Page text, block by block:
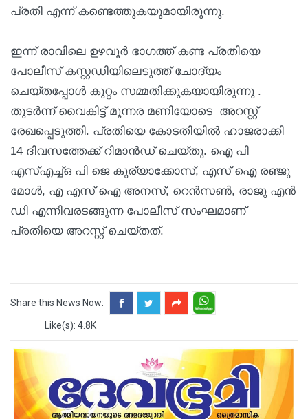
പ്രതി എന്ന് കണ്ടെത്തുകയുമായിരുന്നു.
ഇന്ന് രാവിലെ ഉഴവൂർ ഭാഗത്ത് കണ്ട പ്രതിയെ
പോലീസ് കസ്റ്റഡിയിലെടുത്ത് ചോദ്യം
ചെയ്തപ്പോൾ കുറ്റം സമ്മതിക്കുകയായിരുന്നു .
തുടർന്ന് വൈകിട്ട് മൂന്നര മണിയോടെ അറസ്റ്റ്
രേഖപ്പെടുത്തി. പ്രതിയെ കോടതിയിൽ ഹാജരാക്കി
14 ദിവസത്തേക്ക് റിമാൻഡ് ചെയ്തു. ഐ പി
എസ്എച്ച്ഒ പി ജെ കുര്യാക്കോസ്, എസ് ഐ രഞ്ജു
മോൾ, എ എസ് ഐ അനസ്, റെൻസൺ, രാജു എന്‍
ഡി എന്നിവരടങ്ങുന്ന പോലീസ് സംഘമാണ്
പ്രതിയെ അറസ്റ്റ് ചെയ്തത്.
Share this News Now:
Like(s): 4.8K